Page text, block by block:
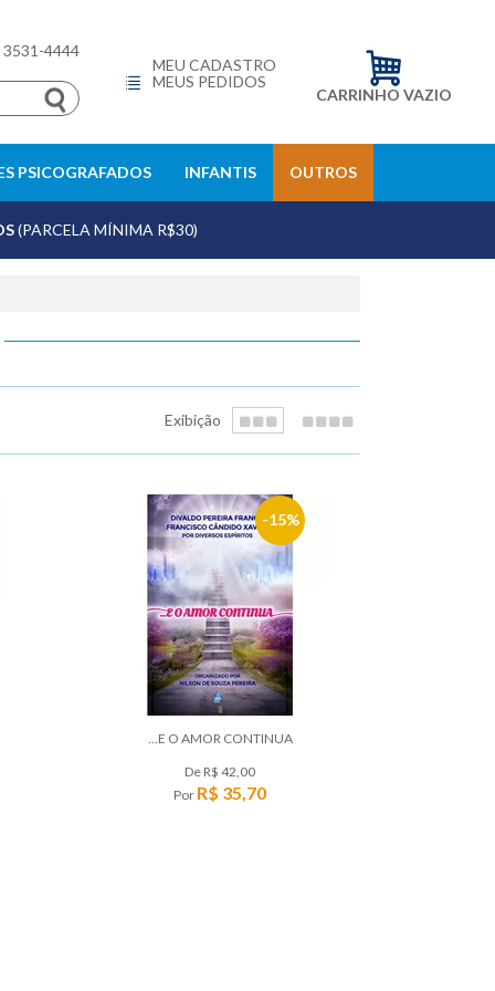
3531-4444
MEU CADASTRO
MEUS PEDIDOS
CARRINHO VAZIO
PSICOGRAFADOS INFANTIS OUTROS
(PARCELA MÍNIMA R$30)
Exibição
15%
...E O AMOR CONTINUA
De R$ 42,00
Por R$ 35,70